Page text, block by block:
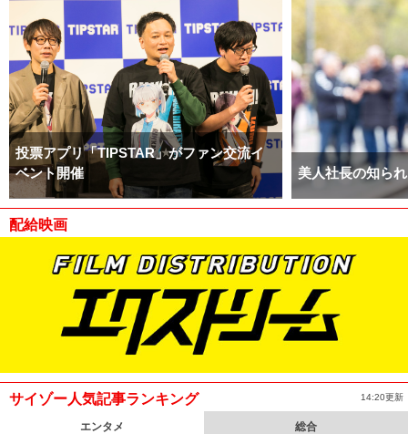
投票アプリ「TIPSTAR」がファン交流イ
ベント開催
美人社長の知ら
配給映画
サイゾー人気記事ランキング 14:20更新
エンタメ 総合